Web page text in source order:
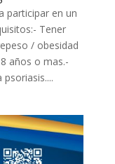
participar en un
Tener
/ obesidad
años o mas.-